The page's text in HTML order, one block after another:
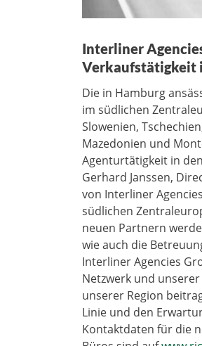
Interliner
Verkaufstätigkeit
Die in Hamburg
im südlichen
Slowenien,
Mazedonien und
Agenturtätigkeit in
Gerhard Janssen,
von Interliner
südlichen
neuen Partnern
wie auch die
Interliner Agencies
Netzwerk und
unserer Region
Linie und den
Kontaktdaten für die